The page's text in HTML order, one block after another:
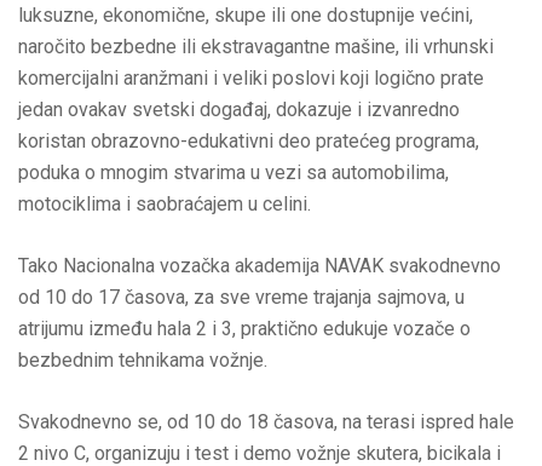
luksuzne, ekonomične, skupe ili one dostupnije većini,
naročito bezbedne ili ekstravagantne mašine, ili vrhunski
komercijalni aranžmani i veliki poslovi koji logično prate
jedan ovakav svetski događaj, dokazuje i izvanredno
koristan obrazovno-edukativni deo pratećeg programa,
poduka o mnogim stvarima u vezi sa automobilima,
motociklima i saobraćajem u celini.
Tako Nacionalna vozačka akademija NAVAK svakodnevno
od 10 do 17 časova, za sve vreme trajanja sajmova, u
atrijumu između hala 2 i 3, praktično edukuje vozače o
bezbednim tehnikama vožnje.
Svakodnevno se, od 10 do 18 časova, na terasi ispred hale
2 nivo C, organizuju i test i demo vožnje skutera, bicikala i